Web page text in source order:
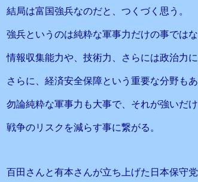
結局は富国強兵なのだと、つくづく思う。
強兵というのは純粋な軍事力だけの事ではな
情報収集能力や、技術力、さらには政治力に
さらに、経済安全保障という重要な分野もあ
勿論純粋な軍事力も大事で、それが強いだ
戦争のリスクを減らす事に繋がる。
百田さんと有本さんが立ち上げた日本保守